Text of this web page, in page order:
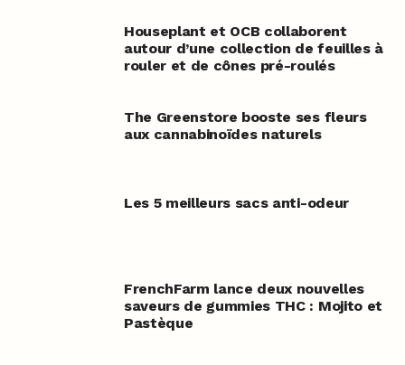
Houseplant et OCB collaborent
autour d’une collection de feuilles à
rouler et de cônes pré-roulés
The Greenstore booste ses fleurs
aux cannabinoïdes naturels
Les 5 meilleurs sacs anti-odeur
FrenchFarm lance deux nouvelles
saveurs de gummies THC : Mojito et
Pastèque